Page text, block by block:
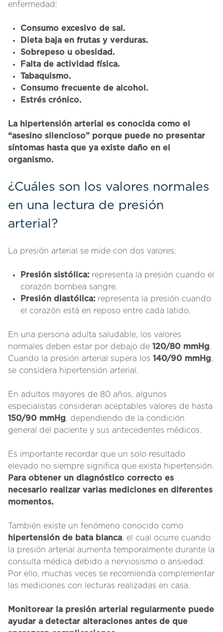
enfermedad:
Consumo excesivo de sal.
Dieta baja en frutas y verduras.
Sobrepeso u obesidad.
Falta de actividad física.
Tabaquismo.
Consumo frecuente de alcohol.
Estrés crónico.
La hipertensión arterial es conocida como el
“asesino silencioso” porque puede no presentar
síntomas hasta que ya existe daño en el
organismo.
¿Cuáles son los valores normales
en una lectura de presión
arterial?
La presión arterial se mide con dos valores:
Presión sistólica: representa la presión cuando el
corazón bombea sangre.
Presión diastólica: representa la presión cuando
el corazón está en reposo entre cada latido.
En una persona adulta saludable, los valores
normales deben estar por debajo de 120/80 mmHg.
Cuando la presión arterial supera los 140/90 mmHg,
se considera hipertensión arterial.
En adultos mayores de 80 años, algunos
especialistas consideran aceptables valores de hasta
150/90 mmHg, dependiendo de la condición
general del paciente y sus antecedentes médicos.
Es importante recordar que un solo resultado
elevado no siempre significa que exista hipertensión.
Para obtener un diagnóstico correcto es
necesario realizar varias mediciones en diferentes
momentos.
También existe un fenómeno conocido como
hipertensión de bata blanca, el cual ocurre cuando
la presión arterial aumenta temporalmente durante la
consulta médica debido a nerviosismo o ansiedad.
Por ello, muchas veces se recomienda complementar
las mediciones con lecturas realizadas en casa.
Monitorear la presión arterial regularmente puede
ayudar a detectar alteraciones antes de que